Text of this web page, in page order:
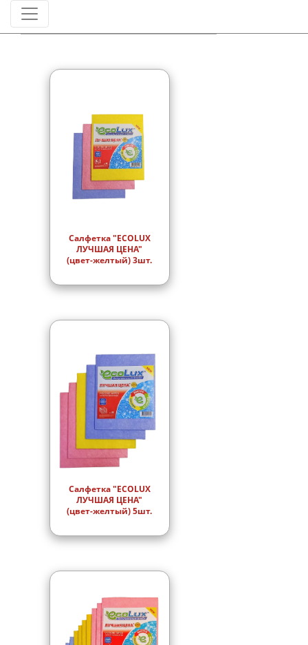
Салфетка "ECOLUX
ЛУЧШАЯ ЦЕНА"
(цвет-желтый) 3шт.
Салфетка "ECOLUX
ЛУЧШАЯ ЦЕНА"
(цвет-желтый) 5шт.